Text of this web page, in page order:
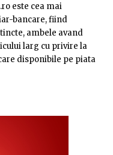
este cea mai
bancare, fiind
ambele avand
larg cu privire la
disponibile pe piata